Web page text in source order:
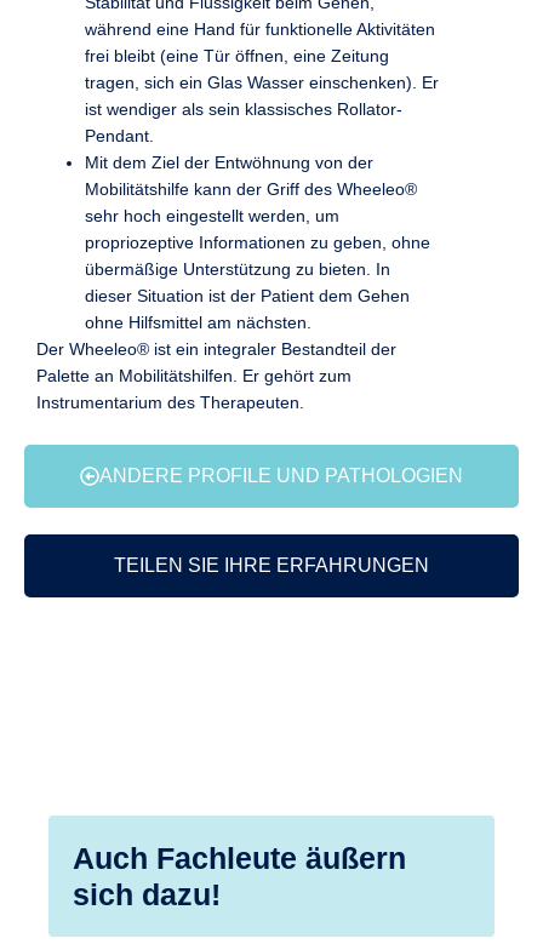
ANDERE PROFILE UND PATHOLOGIEN
TEILEN SIE IHRE ERFAHRUNGEN
während eine Hand für funktionelle Aktivitäten
frei bleibt (eine Tür öffnen, eine Zeitung
tragen, sich ein Glas Wasser einschenken). Er
ist wendiger als sein klassisches Rollator-
Pendant.
Mit dem Ziel der Entwöhnung von der
Mobilitätshilfe kann der Griff des Wheeleo®
sehr hoch eingestellt werden, um
propriozeptive Informationen zu geben, ohne
übermäßige Unterstützung zu bieten. In
dieser Situation ist der Patient dem Gehen
ohne Hilfsmittel am nächsten.
Der Wheeleo® ist ein integraler Bestandteil der
Palette an Mobilitätshilfen. Er gehört zum
Instrumentarium des Therapeuten.
Auch Fachleute äußern
sich dazu!